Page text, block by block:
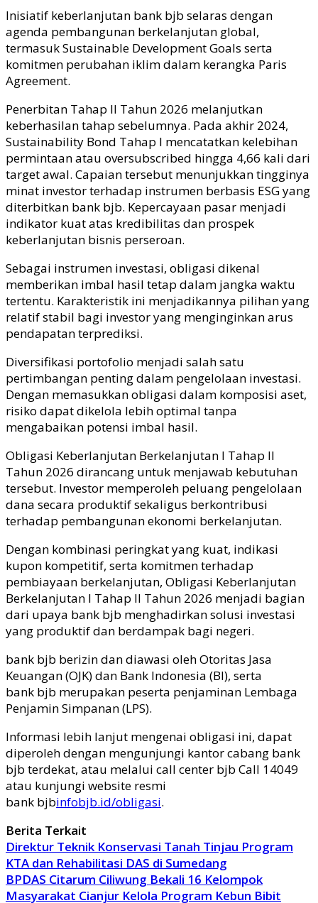
Inisiatif keberlanjutan bank bjb selaras dengan
agenda pembangunan berkelanjutan global,
termasuk Sustainable Development Goals serta
komitmen perubahan iklim dalam kerangka Paris
Agreement.
Penerbitan Tahap II Tahun 2026 melanjutkan
keberhasilan tahap sebelumnya. Pada akhir 2024,
Sustainability Bond Tahap I mencatatkan kelebihan
permintaan atau oversubscribed hingga 4,66 kali dari
target awal. Capaian tersebut menunjukkan tingginya
minat investor terhadap instrumen berbasis ESG yang
diterbitkan bank bjb. Kepercayaan pasar menjadi
indikator kuat atas kredibilitas dan prospek
keberlanjutan bisnis perseroan.
Sebagai instrumen investasi, obligasi dikenal
memberikan imbal hasil tetap dalam jangka waktu
tertentu. Karakteristik ini menjadikannya pilihan yang
relatif stabil bagi investor yang menginginkan arus
pendapatan terprediksi.
Diversifikasi portofolio menjadi salah satu
pertimbangan penting dalam pengelolaan investasi.
Dengan memasukkan obligasi dalam komposisi aset,
risiko dapat dikelola lebih optimal tanpa
mengabaikan potensi imbal hasil.
Obligasi Keberlanjutan Berkelanjutan I Tahap II
Tahun 2026 dirancang untuk menjawab kebutuhan
tersebut. Investor memperoleh peluang pengelolaan
dana secara produktif sekaligus berkontribusi
terhadap pembangunan ekonomi berkelanjutan.
Dengan kombinasi peringkat yang kuat, indikasi
kupon kompetitif, serta komitmen terhadap
pembiayaan berkelanjutan, Obligasi Keberlanjutan
Berkelanjutan I Tahap II Tahun 2026 menjadi bagian
dari upaya bank bjb menghadirkan solusi investasi
yang produktif dan berdampak bagi negeri.
bank bjb berizin dan diawasi oleh Otoritas Jasa
Keuangan (OJK) dan Bank Indonesia (BI), serta
bank bjb merupakan peserta penjaminan Lembaga
Penjamin Simpanan (LPS).
Informasi lebih lanjut mengenai obligasi ini, dapat
diperoleh dengan mengunjungi kantor cabang bank
bjb terdekat, atau melalui call center bjb Call 14049
atau kunjungi website resmi
bank bjbinfobjb.id/obligasi.
Berita Terkait
Direktur Teknik Konservasi Tanah Tinjau Program
KTA dan Rehabilitasi DAS di Sumedang
BPDAS Citarum Ciliwung Bekali 16 Kelompok
Masyarakat Cianjur Kelola Program Kebun Bibit